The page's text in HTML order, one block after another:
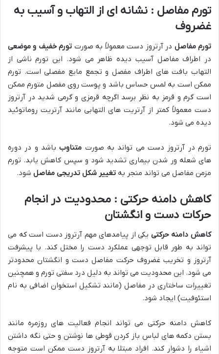
تورم مفاصل : نشانه ای از التهاب و آسیب به
غضروف
تورم مفاصل در آرتروز دست معمولاً به صورت تورم خفیف و موضعی
در اطراف مفاصل آسیب دیده ظاهر می شود. این تورم ناشی از
التهاب بافت های اطراف مفصل و تجمع مایع مفصلی است. تورم
ممکن است به لمس حساس باشد و پوست روی مفصل متورم ممکن
است گرم و قرمز به نظر برسد اگرچه قرمزی و گرمی شدید در آرتروز
دست معمولاً کمتر از آرتریت های التهابی مانند آرتریت روماتوئید
دیده می شود.
تورم در آرتروز دست می تواند به صورت متناوبباشد و در دوره
های شعله ور شدن بیماری تشدید شود و سپس کاهش یابد. تورم
مزمن مفاصل می تواند منجر به تغییر شکل تدریجی مفاصل شود.
کاهش دامنه حرکتی : محدودیت در انجام
حرکات دست و انگشتان
کاهش دامنه حرکتی یکی از پیامدهای مهم آرتروز دست است که می
تواند به طور قابل توجهی عملکرد دست را مختل کند. با پیشرفت
آرتروز و تخریب غضروف حرکت مفاصل دست و انگشتان محدودتر
می شود. این محدودیت می تواند به دلیل درد سفتی تورم و همچنین
تغییرات ساختاری در مفاصل (مانند تشکیل استخوان اضافی به نام
استئوفیت) ایجاد شود.
کاهش دامنه حرکتی می تواند انجام فعالیت های روزمره مانند
بستن دکمه های لباس باز کردن قوطی ها نوشتن و حتی نگه داشتن
اشیاء را دشوار کند. افراد مبتلا به آرتروز دست ممکن است متوجه